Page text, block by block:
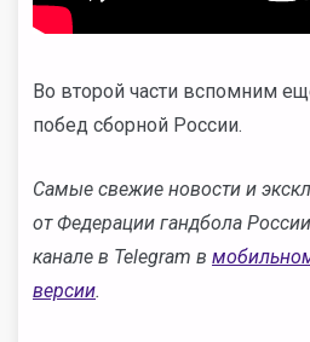
Во второй части вспомним
побед сборной России.
Cамые свежие новости и
от Федерации гандбола
канале в Telegram в
версии.